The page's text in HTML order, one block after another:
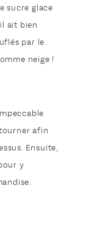
sucre glace
ait bien
par le
neige !
afin
Ensuite,
y